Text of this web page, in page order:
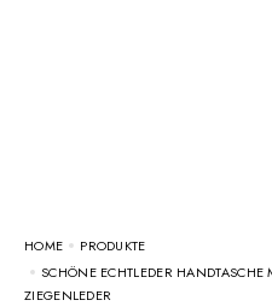
HOME
PRODUKTE
SCHÖNE ECHTLEDER HANDTASCHE
ZIEGENLEDER